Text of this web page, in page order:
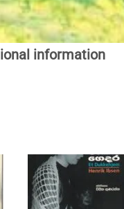
information